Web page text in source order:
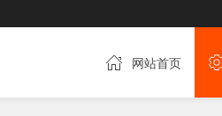
网站首页